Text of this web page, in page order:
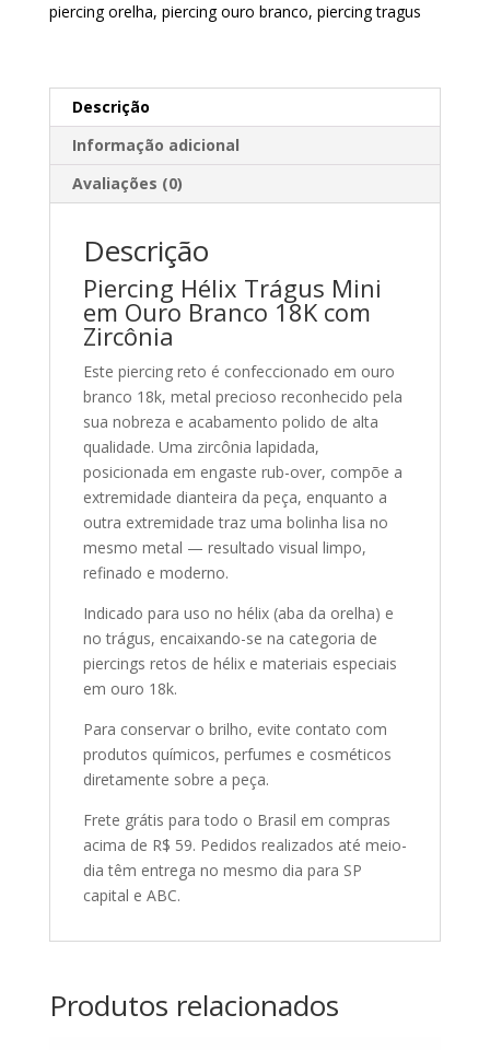
piercing orelha, piercing ouro branco, piercing tragus
Descrição
Informação adicional
Avaliações (0)
Descrição
Piercing Hélix Trágus Mini
em Ouro Branco 18K com
Zircônia
Este piercing reto é confeccionado em ouro
branco 18k, metal precioso reconhecido pela
sua nobreza e acabamento polido de alta
qualidade. Uma zircônia lapidada,
posicionada em engaste rub-over, compõe a
extremidade dianteira da peça, enquanto a
outra extremidade traz uma bolinha lisa no
mesmo metal — resultado visual limpo,
refinado e moderno.
Indicado para uso no hélix (aba da orelha) e
no trágus, encaixando-se na categoria de
piercings retos de hélix e materiais especiais
em ouro 18k.
Para conservar o brilho, evite contato com
produtos químicos, perfumes e cosméticos
diretamente sobre a peça.
Frete grátis para todo o Brasil em compras
acima de R$ 59. Pedidos realizados até meio-
dia têm entrega no mesmo dia para SP
capital e ABC.
Produtos relacionados